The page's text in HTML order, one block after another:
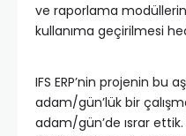
ve raporlama
kullanıma geçirilmesi
IFS ERP’nin projenin bu
adam/gün’lük bir
adam/gün’de ısrar